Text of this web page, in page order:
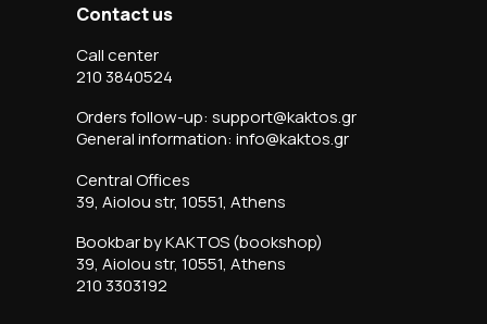
Contact us
Call center
210 3840524
Orders follow-up: support@kaktos.gr
General information: info@kaktos.gr
Central Offices
39, Aiolou str, 10551, Athens
Bookbar by KAKTOS (bookshop)
39, Aiolou str, 10551, Athens
210 3303192